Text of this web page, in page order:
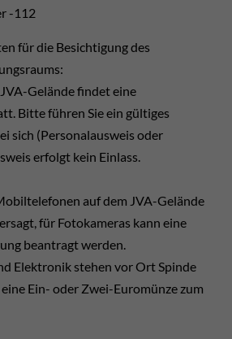
-112
für die Besichtigung des
Gelände findet eine
Bitte führen Sie ein gültiges
sich (Personalausweis oder
erfolgt kein Einlass.
auf dem JVA-Gelände
für Fotokameras kann eine
beantragt werden.
Elektronik stehen vor Ort Spinde
Ein- oder Zwei-Euromünze zum